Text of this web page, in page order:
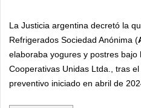
La Justicia argentina decretó la
Refrigerados Sociedad Anónima (
elaboraba yogures y postres bajo
Cooperativas Unidas Ltda., tras
preventivo iniciado en abril de